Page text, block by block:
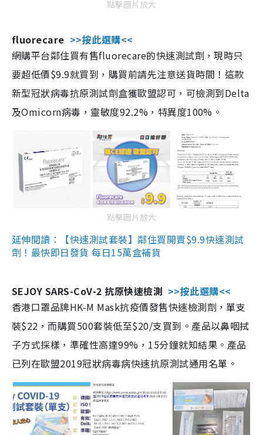
點擊圖片放大
fluorecare >>按此選購<<
網購平台鄰住買有售fluorecare的快速測試劑，現時只
要超低價$9.9就買到，購買前請先注意送貨時間！這款
新型冠狀病毒抗原測試劑盒獲歐盟認可，可檢測到Delta
及Omicorn病毒，靈敏度92.2%，特異度100%。
點擊圖片放大
延伸閱讀：【快速測試套裝】鄰住買開賣$9.9快速測試
劑！最快即日發貨 每日15萬盒補貨
SEJOY SARS-CoV-2 抗原快速檢測 >>按此選購<<
香港口罩品牌HK-M Mask抗疫價發售快速檢測劑，單支
裝$22，而購買500套裝低至$20/支買到。產品以鼻咽拭
子方式採樣，準確性高達99%，15分鐘就知結果。產品
已列在歐盟2019冠狀病毒病快速抗原測試通用名單。